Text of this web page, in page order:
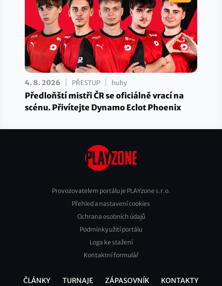
4. 8. 2026 PŘESTUP huhy
Předloňští mistři ČR se oficiálně vrací na
scénu. Přivítejte Dynamo Eclot Phoenix
Footer
Provozovatelem portálu je PLAYzone s.r.o.
Přehled a nastavení cookies
Ochrana osobních údajů
Podmínky užití portálu
Loga ke stažení
Kontaktní formulář
ČLÁNKY TURNAJE ZÁPASOVNÍK KONTAKTY